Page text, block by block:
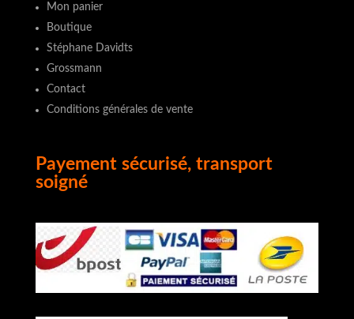
Mon panier
Boutique
Stéphane Davidts
Grossmann
Contact
Conditions générales de vente
Payement sécurisé, transport
soigné